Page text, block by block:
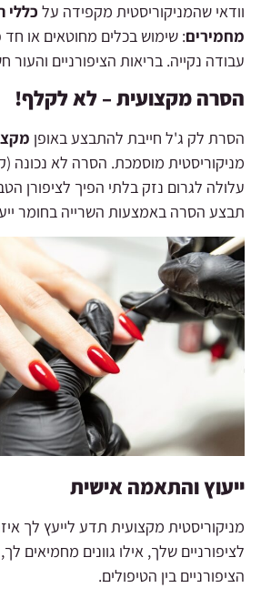
וודאי שהמניקוריסטית מקפידה על כללי
מחמירים: שימוש בכלים מחוטאים או חד
עבודה נקייה. בריאות הציפורניים והעור
הסרה מקצועית – לא לקלף!
הסרת לק ג'ל חייבת להתבצע באופן
מניקוריסטית מוסמכת. הסרה לא נכונה
עלולה לגרום נזק בלתי הפיך לציפורן
תבצע הסרה באמצעות השרייה בחומר
ייעוץ והתאמה אישית
מניקוריסטית מקצועית תדע לייעץ לך
לציפורניים שלך, אילו גוונים מחמיאים
הציפורניים בין הטיפולים.